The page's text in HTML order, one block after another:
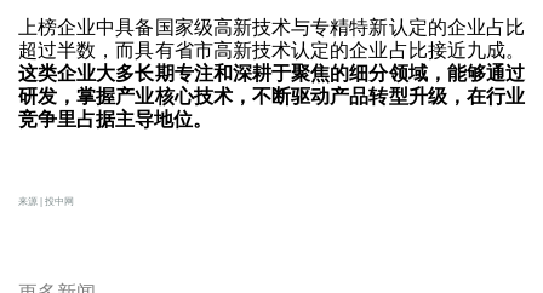
上榜企业中具备国家级高新技术与专精特新认定的企业占比
超过半数，而具有省市高新技术认定的企业占比接近九成。
这类企业大多长期专注和深耕于聚焦的细分领域，能够通过
研发，掌握产业核心技术，不断驱动产品转型升级，在行业
竞争里占据主导地位。
来源 | 投中网